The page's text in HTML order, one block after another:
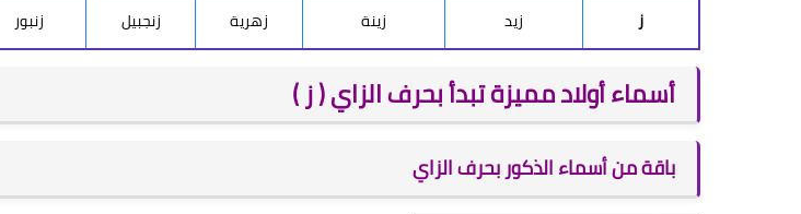
ز
زيد زينة زهرية زنجبيل زنبور
أسماء أولاد مميزة تبدأ بحرف الزاي ( ز )
باقة من أسماء الذكور بحرف الزاي